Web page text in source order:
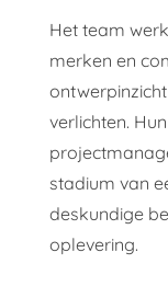
Het team
merken en
verlichten.
stadium van
deskundige
oplevering.